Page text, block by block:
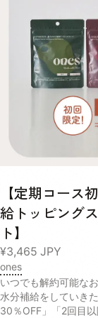
ルグルコサミン、ホ
水分 4.0% 4.9%
脂肪 9.7% 1.6%
9.0% 5.0% 12.4%
116mg/40g 熱量
153kcal/40g 内容量
で製造から2年。 パ
所を避けて保存し、
い。 給与 愛犬の体
の量によって、スー
く見ながら、不足し
1010ml〜 3セット
【定期コース
給トッピング
ト】
¥3,465 JPY
ones
いつでも解約可能な
水分補給をしていき
30％OFF」「2回目